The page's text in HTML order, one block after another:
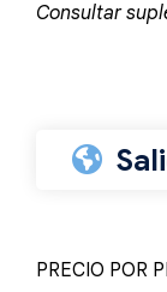
Consultar
PRECIO POR